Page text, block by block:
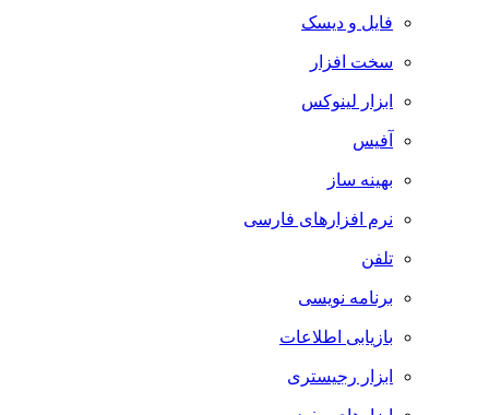
فایل و دیسک
سخت افزار
ابزار لینوکس
آفیس
بهینه ساز
نرم افزارهای فارسی
تلفن
برنامه نویسی
بازیابی اطلاعات
ابزار رجیستری